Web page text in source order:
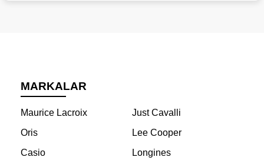
MARKALAR
Maurice Lacroix
Just Cavalli
Oris
Lee Cooper
Casio
Longines